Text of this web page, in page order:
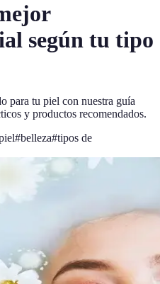
según tu tipo
para tu piel con nuestra guía
y productos recomendados.
#belleza#tipos de